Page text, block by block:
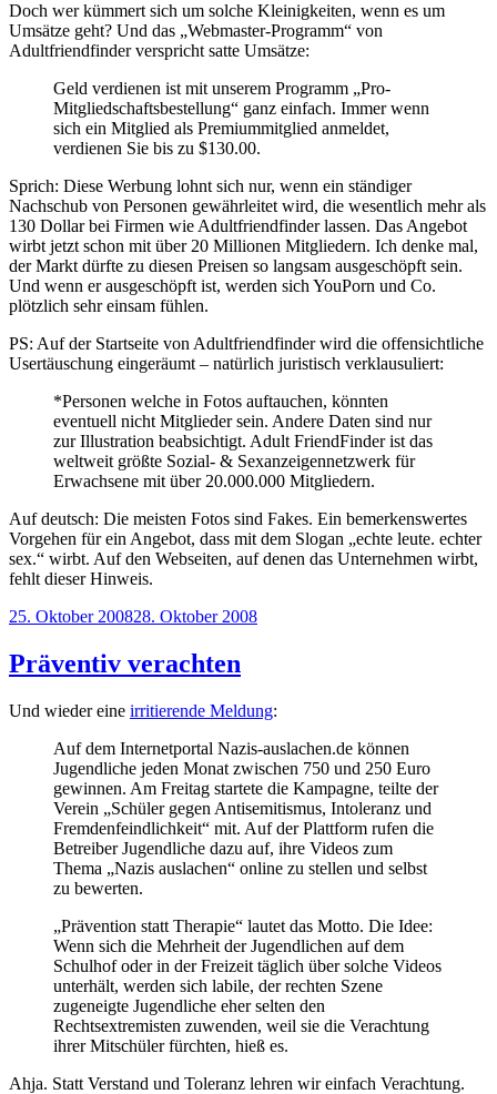
Doch wer kümmert sich um solche Kleinigkeiten, wenn es um
Umsätze geht? Und das „Webmaster-Programm“ von
Adultfriendfinder verspricht satte Umsätze:
Geld verdienen ist mit unserem Programm „Pro-
Mitgliedschaftsbestellung“ ganz einfach. Immer wenn
sich ein Mitglied als Premiummitglied anmeldet,
verdienen Sie bis zu $130.00.
Sprich: Diese Werbung lohnt sich nur, wenn ein ständiger
Nachschub von Personen gewährleitet wird, die wesentlich mehr als
130 Dollar bei Firmen wie Adultfriendfinder lassen. Das Angebot
wirbt jetzt schon mit über 20 Millionen Mitgliedern. Ich denke mal,
der Markt dürfte zu diesen Preisen so langsam ausgeschöpft sein.
Und wenn er ausgeschöpft ist, werden sich YouPorn und Co.
plötzlich sehr einsam fühlen.
PS: Auf der Startseite von Adultfriendfinder wird die offensichtliche
Usertäuschung eingeräumt – natürlich juristisch verklausuliert:
*Personen welche in Fotos auftauchen, könnten
eventuell nicht Mitglieder sein. Andere Daten sind nur
zur Illustration beabsichtigt. Adult FriendFinder ist das
weltweit größte Sozial- & Sexanzeigennetzwerk für
Erwachsene mit über 20.000.000 Mitgliedern.
Auf deutsch: Die meisten Fotos sind Fakes. Ein bemerkenswertes
Vorgehen für ein Angebot, dass mit dem Slogan „echte leute. echter
sex.“ wirbt. Auf den Webseiten, auf denen das Unternehmen wirbt,
fehlt dieser Hinweis.
Veröffentlicht
25. Oktober 200828. Oktober 2008
Präventiv verachten
Und wieder eine irritierende Meldung:
Auf dem Internetportal Nazis-auslachen.de können
Jugendliche jeden Monat zwischen 750 und 250 Euro
gewinnen. Am Freitag startete die Kampagne, teilte der
Verein „Schüler gegen Antisemitismus, Intoleranz und
Fremdenfeindlichkeit“ mit. Auf der Plattform rufen die
Betreiber Jugendliche dazu auf, ihre Videos zum
Thema „Nazis auslachen“ online zu stellen und selbst
zu bewerten.
„Prävention statt Therapie“ lautet das Motto. Die Idee:
Wenn sich die Mehrheit der Jugendlichen auf dem
Schulhof oder in der Freizeit täglich über solche Videos
unterhält, werden sich labile, der rechten Szene
zugeneigte Jugendliche eher selten den
Rechtsextremisten zuwenden, weil sie die Verachtung
ihrer Mitschüler fürchten, hieß es.
Ahja. Statt Verstand und Toleranz lehren wir einfach Verachtung.